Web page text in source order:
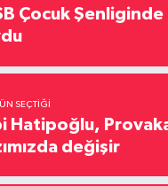
Çocuk
SEÇTIĞI
Hatipoğlu,
değişir